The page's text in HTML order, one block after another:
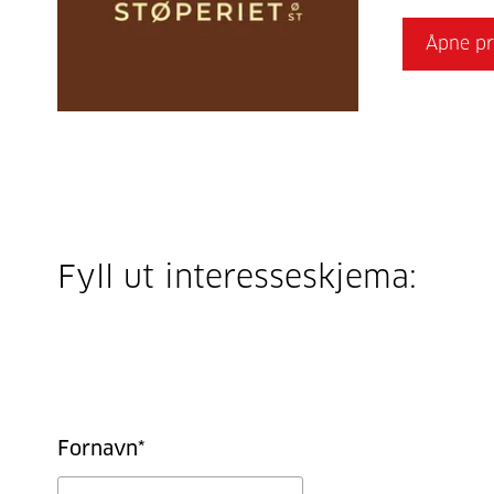
Åpne
Fyll ut interesseskjema:
Fornavn*